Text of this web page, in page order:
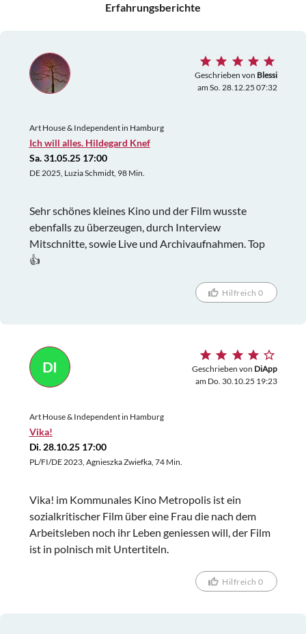
Erfahrungsberichte
Geschrieben von Blessi
am So. 28.12.25 07:32
Art House & Independent in Hamburg
Ich will alles. Hildegard Knef
Sa. 31.05.25 17:00
DE 2025, Luzia Schmidt, 98 Min.
Sehr schönes kleines Kino und der Film wusste
ebenfalls zu überzeugen, durch Interview
Mitschnitte, sowie Live und Archivaufnahmen. Top
👍
Hilfreich 0
DI Geschrieben von DiApp
am Do. 30.10.25 19:23
Art House & Independent in Hamburg
Vika!
Di. 28.10.25 17:00
PL/FI/DE 2023, Agnieszka Zwiefka, 74 Min.
Vika! im Kommunales Kino Metropolis ist ein
sozialkritischer Film über eine Frau die nach dem
Arbeitsleben noch ihr Leben geniessen will, der Film
ist in polnisch mit Untertiteln.
Hilfreich 0